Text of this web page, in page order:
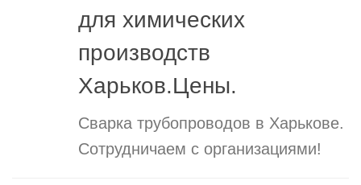
для химических
производств
Харьков.Цены.
Сварка трубопроводов в Харькове.
Сотрудничаем с организациями!